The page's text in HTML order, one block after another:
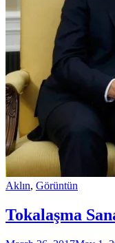
Aklın, Görüntün
Tokalaşma